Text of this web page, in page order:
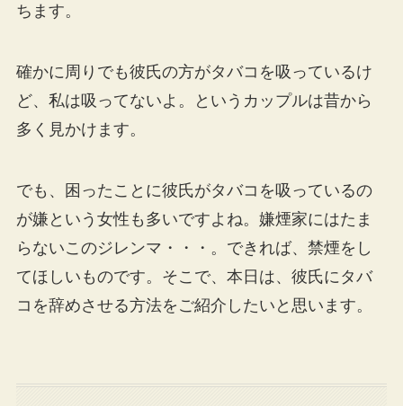
ちます。
確かに周りでも彼氏の方がタバコを吸っているけ
ど、私は吸ってないよ。というカップルは昔から
多く見かけます。
でも、困ったことに彼氏がタバコを吸っているの
が嫌という女性も多いですよね。嫌煙家にはたま
らないこのジレンマ・・・。できれば、禁煙をし
てほしいものです。そこで、本日は、彼氏にタバ
コを辞めさせる方法をご紹介したいと思います。